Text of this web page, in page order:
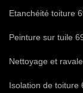
Etanchéité toiture
Peinture sur tuile
Nettoyage et
Isolation de toiture